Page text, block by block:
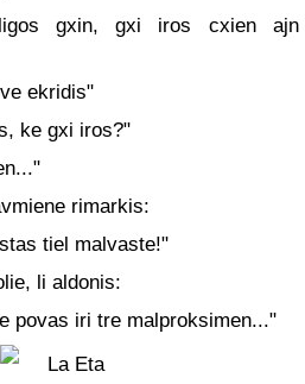
gxin, gxi iros cxien
ekridis"
ke gxi iros?"
rimarkis:
tiel malvaste!"
li aldonis:
povas iri tre malproksimen..."